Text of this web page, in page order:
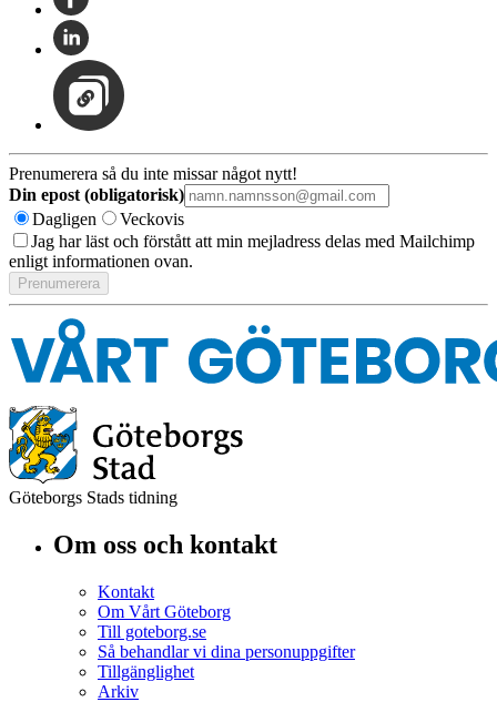
Prenumerera så du inte missar något nytt!
Din epost (obligatorisk)
Dagligen
Veckovis
Jag har läst och förstått att min mejladress delas med Mailchimp
enligt informationen ovan.
Göteborgs Stads tidning
Om oss och kontakt
Kontakt
Om Vårt Göteborg
Till goteborg.se
Så behandlar vi dina personuppgifter
Tillgänglighet
Arkiv